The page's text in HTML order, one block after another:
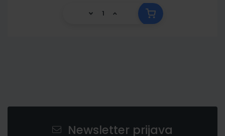
Newsletter prijava